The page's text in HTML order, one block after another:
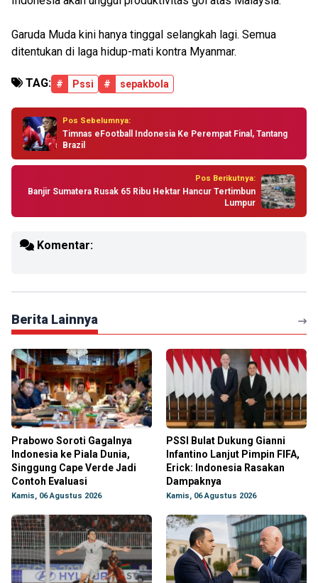
Garuda Muda kini hanya tinggal selangkah lagi. Semua
ditentukan di laga hidup-mati kontra Myanmar.
TAG: # Pssi # sepakbola
Pos Sebelumnya:
Timnas eFootball Indonesia Ke Perempat Final, Tantang
Brazil
Pos Berikutnya:
Banjir Sumatera Rusak 65 Ribu Hektar Hancur Tertimbun
Lumpur
Komentar:
Berita Lainnya
Prabowo Soroti Gagalnya
Indonesia ke Piala Dunia,
Singgung Cape Verde Jadi
Contoh Evaluasi
Kamis, 06 Agustus 2026
PSSI Bulat Dukung Gianni
Infantino Lanjut Pimpin FIFA,
Erick: Indonesia Rasakan
Dampaknya
Kamis, 06 Agustus 2026